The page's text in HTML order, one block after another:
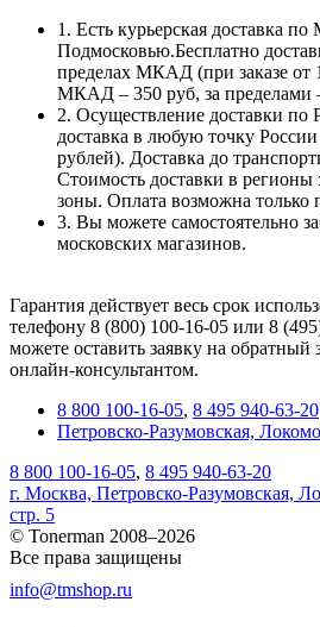
1. Есть курьерская доставка по
Подмосковью.Бесплатно
пределах МКАД (при заказе от
МКАД – 350 руб, за пределами
2. Осуществление доставки по
доставка в любую точку России
рублей). Доставка до
Стоимость доставки в регионы
зоны. Оплата возможна только
3. Вы можете самостоятельно
московских магазинов.
Гарантия действует весь срок
телефону 8 (800) 100-16-05 или 8
можете оставить заявку на обратный
онлайн-консультантом.
8 800 100-16-05, 8 495 940-63-20
Петровско-Разумовская,
8 800 100-16-05, 8 495 940-63-20
г. Москва, Петровско-Разумовская,
стр. 5
© Tonerman 2008–2026
Все права защищены
info@tmshop.ru